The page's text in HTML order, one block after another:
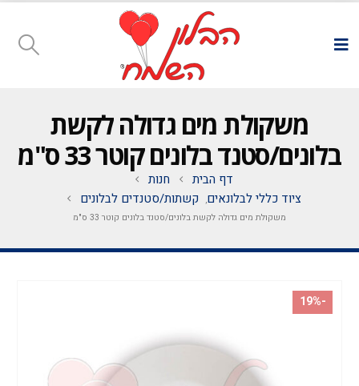
משקולת מים גדולה לקשת
בלונים/סטנד בלונים קוטר 33 ס"מ
דף הבית
חנות
ציוד כללי לבלונאים, קשתות/סטנדים לבלונים
משקולת מים גדולה לקשת בלונים/סטנד בלונים קוטר 33 ס"מ
-19%